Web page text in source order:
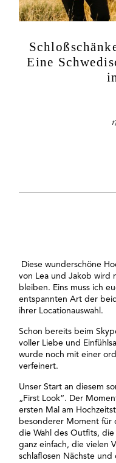
Eine
Diese wunderschöne
von Lea und Jakob wird
bleiben. Eins muss ich
entspannten Art der
ihrer Locationauswahl.
Schon bereits beim
voller Liebe und
wurde noch mit einer
verfeinert.
Unser Start an diesem
„First Look“. Der
ersten Mal am
besonderer Moment für
die Wahl des Outfits,
ganz einfach, die vielen
schlaflosen Nächste